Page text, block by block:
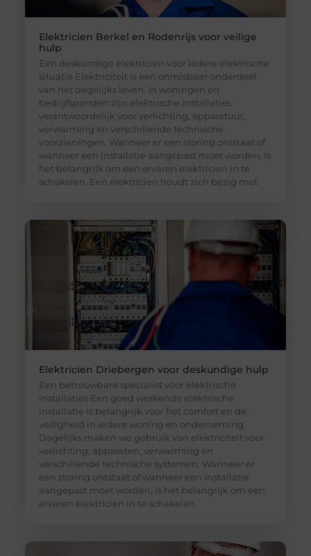
Elektricien Berkel en Rodenrijs voor veilige
hulp
Een deskundige elektricien voor iedere elektrische
situatie Elektriciteit is een onmisbaar onderdeel
van het dagelijks leven. In woningen en
bedrijfspanden zijn elektrische installaties
verantwoordelijk voor verlichting, apparatuur,
verwarming en verschillende technische
voorzieningen. Wanneer er een storing ontstaat of
wanneer een installatie aangepast moet worden, is
het belangrijk om een ervaren elektricien in te
schakelen. Een elektricien houdt zich bezig met
Elektricien Driebergen voor deskundige hulp
Een betrouwbare specialist voor elektrische
installaties Een goed werkende elektrische
installatie is belangrijk voor het comfort en de
veiligheid in iedere woning en onderneming.
Dagelijks maken we gebruik van elektriciteit voor
verlichting, apparaten, verwarming en
verschillende technische systemen. Wanneer er
een storing ontstaat of wanneer een installatie
aangepast moet worden, is het belangrijk om een
ervaren elektricien in te schakelen.